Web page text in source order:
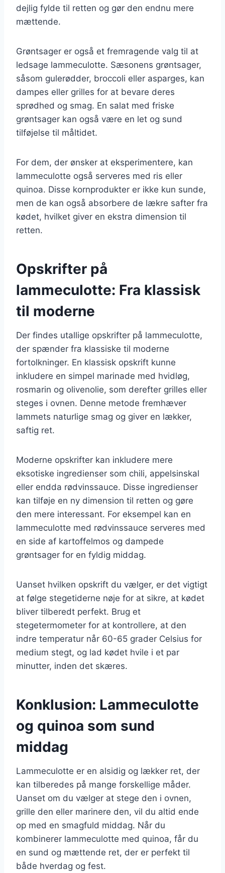
dejlig fylde til retten og gør den endnu mere
mættende.
Grøntsager er også et fremragende valg til at
ledsage lammeculotte. Sæsonens grøntsager,
såsom gulerødder, broccoli eller asparges, kan
dampes eller grilles for at bevare deres
sprødhed og smag. En salat med friske
grøntsager kan også være en let og sund
tilføjelse til måltidet.
For dem, der ønsker at eksperimentere, kan
lammeculotte også serveres med ris eller
quinoa. Disse kornprodukter er ikke kun sunde,
men de kan også absorbere de lækre safter fra
kødet, hvilket giver en ekstra dimension til
retten.
Opskrifter på
lammeculotte: Fra klassisk
til moderne
Der findes utallige opskrifter på lammeculotte,
der spænder fra klassiske til moderne
fortolkninger. En klassisk opskrift kunne
inkludere en simpel marinade med hvidløg,
rosmarin og olivenolie, som derefter grilles eller
steges i ovnen. Denne metode fremhæver
lammets naturlige smag og giver en lækker,
saftig ret.
Moderne opskrifter kan inkludere mere
eksotiske ingredienser som chili, appelsinskal
eller endda rødvinssauce. Disse ingredienser
kan tilføje en ny dimension til retten og gøre
den mere interessant. For eksempel kan en
lammeculotte med rødvinssauce serveres med
en side af kartoffelmos og dampede
grøntsager for en fyldig middag.
Uanset hvilken opskrift du vælger, er det vigtigt
at følge stegetiderne nøje for at sikre, at kødet
bliver tilberedt perfekt. Brug et
stegetermometer for at kontrollere, at den
indre temperatur når 60-65 grader Celsius for
medium stegt, og lad kødet hvile i et par
minutter, inden det skæres.
Konklusion: Lammeculotte
og quinoa som sund
middag
Lammeculotte er en alsidig og lækker ret, der
kan tilberedes på mange forskellige måder.
Uanset om du vælger at stege den i ovnen,
grille den eller marinere den, vil du altid ende
op med en smagfuld middag. Når du
kombinerer lammeculotte med quinoa, får du
en sund og mættende ret, der er perfekt til
både hverdag og fest.